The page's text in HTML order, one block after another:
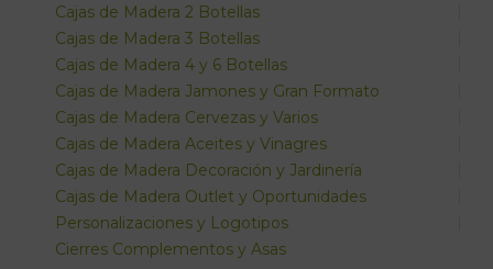
Cajas de Madera 2 Botellas
Cajas de Madera 3 Botellas
Cajas de Madera 4 y 6 Botellas
Cajas de Madera Jamones y Gran Formato
Cajas de Madera Cervezas y Varios
Cajas de Madera Aceites y Vinagres
Cajas de Madera Decoración y Jardinería
Cajas de Madera Outlet y Oportunidades
Personalizaciones y Logotipos
Cierres Complementos y Asas